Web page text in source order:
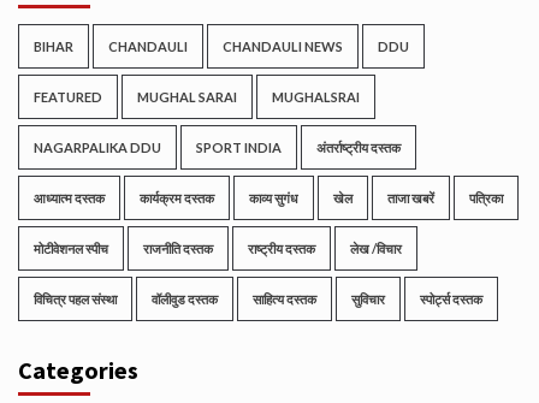
BIHAR CHANDAULI CHANDAULI NEWS DDU
FEATURED MUGHAL SARAI MUGHALSRAI
NAGARPALIKA DDU SPORT INDIA अंतर्राष्ट्रीय दस्तक
आध्यात्म दस्तक कार्यक्रम दस्तक काव्य सुगंध खेल ताजा खबरें पत्रिका
मोटीवेशनल स्पीच राजनीति दस्तक राष्ट्रीय दस्तक लेख /विचार
विचित्र पहल संस्था वॉलीवुड दस्तक साहित्य दस्तक सुविचार स्पोर्ट्स दस्तक
Categories